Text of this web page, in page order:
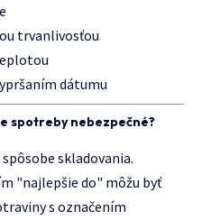
trvanlivosťou
dátumu
spotreby nebezpečné?
skladovania.
"najlepšie do" môžu byť
s označením